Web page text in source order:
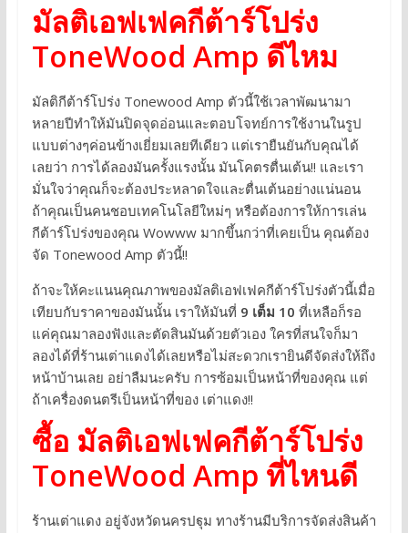
มัลติเอฟเฟคกีต้าร์โปร่ง
ToneWood Amp ดีไหม
มัลติกีต้าร์โปร่ง Tonewood Amp ตัวนี้ใช้เวลาพัฒนามา
หลายปีทำให้มันปิดจุดอ่อนและตอบโจทย์การใช้งานในรูป
แบบต่างๆค่อนข้างเยี่ยมเลยทีเดียว แต่เรายืนยันกับคุณได้
เลยว่า การได้ลองมันครั้งแรงนั้น มันโคตรตื่นเต้น!! และเรา
มั่นใจว่าคุณก็จะต้องประหลาดใจและตื่นเต้นอย่างแน่นอน
ถ้าคุณเป็นคนชอบเทคโนโลยีใหม่ๆ หรือต้องการให้การเล่น
กีต้าร์โปร่งของคุณ Wowww มากขึ้นกว่าที่เคยเป็น คุณต้อง
จัด Tonewood Amp ตัวนี้!!
ถ้าจะให้คะแนนคุณภาพของมัลติเอฟเฟคกีต้าร์โปร่งตัวนี้เมื่อ
เทียบกับราคาของมันนั้น เราให้มันที่ 9 เต็ม 10 ที่เหลือก็รอ
แค่คุณมาลองฟังและตัดสินมันด้วยตัวเอง ใครที่สนใจก็มา
ลองได้ที่ร้านเต่าแดงได้เลยหรือไม่สะดวกเรายินดีจัดส่งให้ถึง
หน้าบ้านเลย อย่าลืมนะครับ การซ้อมเป็นหน้าที่ของคุณ แต่
ถ้าเครื่องดนตรีเป็นหน้าที่ของ เต่าแดง!!
ซื้อ มัลติเอฟเฟคกีต้าร์โปร่ง
ToneWood Amp ที่ไหนดี
ร้านเต่าแดง อยู่จังหวัดนครปฐุม ทางร้านมีบริการจัดส่งสินค้า